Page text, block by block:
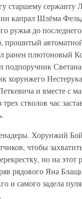
старшему
капрал Шлёма
ружья до
прошитый
ранен плютоновый
подпоручник
хорунжего
и вместе с
стволов час
Хорунжий
чтобы
но на
рядового Яна
и самого задела